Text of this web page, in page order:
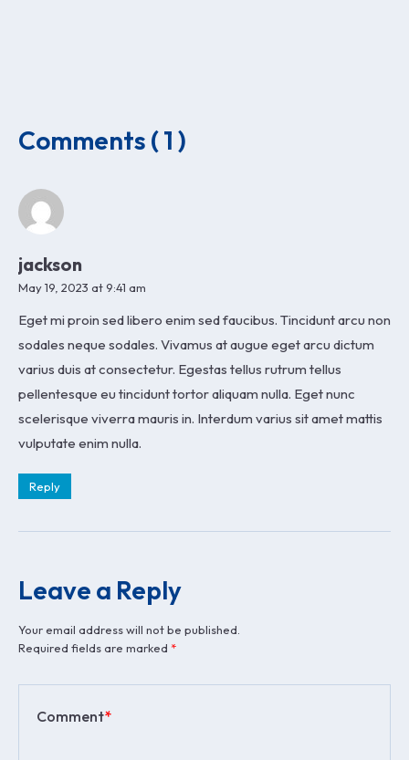
Comments ( 1 )
jackson
May 19, 2023 at 9:41 am
Eget mi proin sed libero enim sed faucibus. Tincidunt arcu non
sodales neque sodales. Vivamus at augue eget arcu dictum
varius duis at consectetur. Egestas tellus rutrum tellus
pellentesque eu tincidunt tortor aliquam nulla. Eget nunc
scelerisque viverra mauris in. Interdum varius sit amet mattis
vulputate enim nulla.
Reply
Leave a Reply
Your email address will not be published.
Required fields are marked *
Comment*